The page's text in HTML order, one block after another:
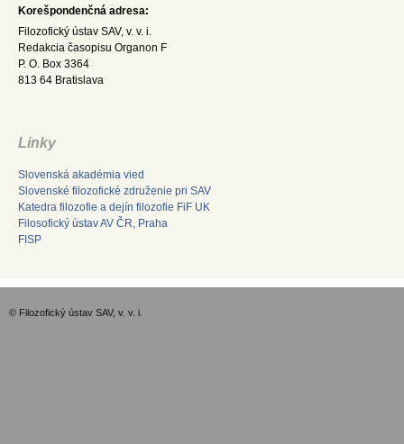
Korešpondenčná adresa:
Filozofický ústav SAV, v. v. i.
Redakcia časopisu Organon F
P. O. Box 3364
813 64 Bratislava
Linky
Slovenská akadémia vied
Slovenské filozofické združenie pri SAV
Katedra filozofie a dejín filozofie FiF UK
Filosofický ústav AV ČR, Praha
FISP
© Filozofický ústav SAV, v. v. i.